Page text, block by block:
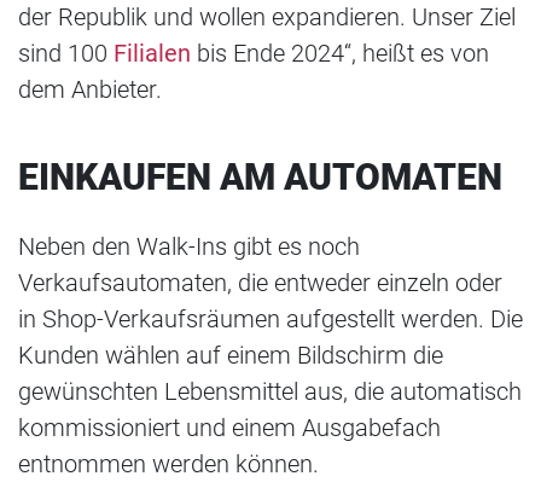
der Republik und wollen expandieren. Unser Ziel
sind 100 Filialen bis Ende 2024“, heißt es von
dem Anbieter.
EINKAUFEN AM AUTOMATEN
Neben den Walk-Ins gibt es noch
Verkaufsautomaten, die entweder einzeln oder
in Shop-Verkaufsräumen aufgestellt werden. Die
Kunden wählen auf einem Bildschirm die
gewünschten Lebensmittel aus, die automatisch
kommissioniert und einem Ausgabefach
entnommen werden können.